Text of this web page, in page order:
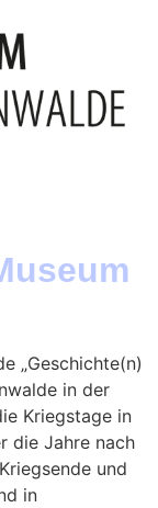
„Geschichte(n)
in der
Kriegstage in
die Jahre nach
und
in